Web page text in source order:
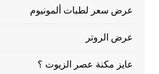
عرض سعر لطبات ألمونيوم
عرض الروتر
عايز مكنة عصر الزيوت ؟